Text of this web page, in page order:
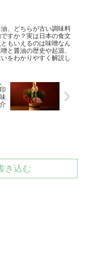
、どちらが古い調味料
すか？実は日本の食文
もいえるのは味噌なん
と醤油の歴史や起源、
をわかりやすく解説し
き込む